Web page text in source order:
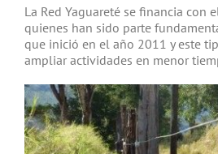
La Red Yaguareté se financia con
quienes han sido parte
que inició en el año 2011 y este
ampliar actividades en menor